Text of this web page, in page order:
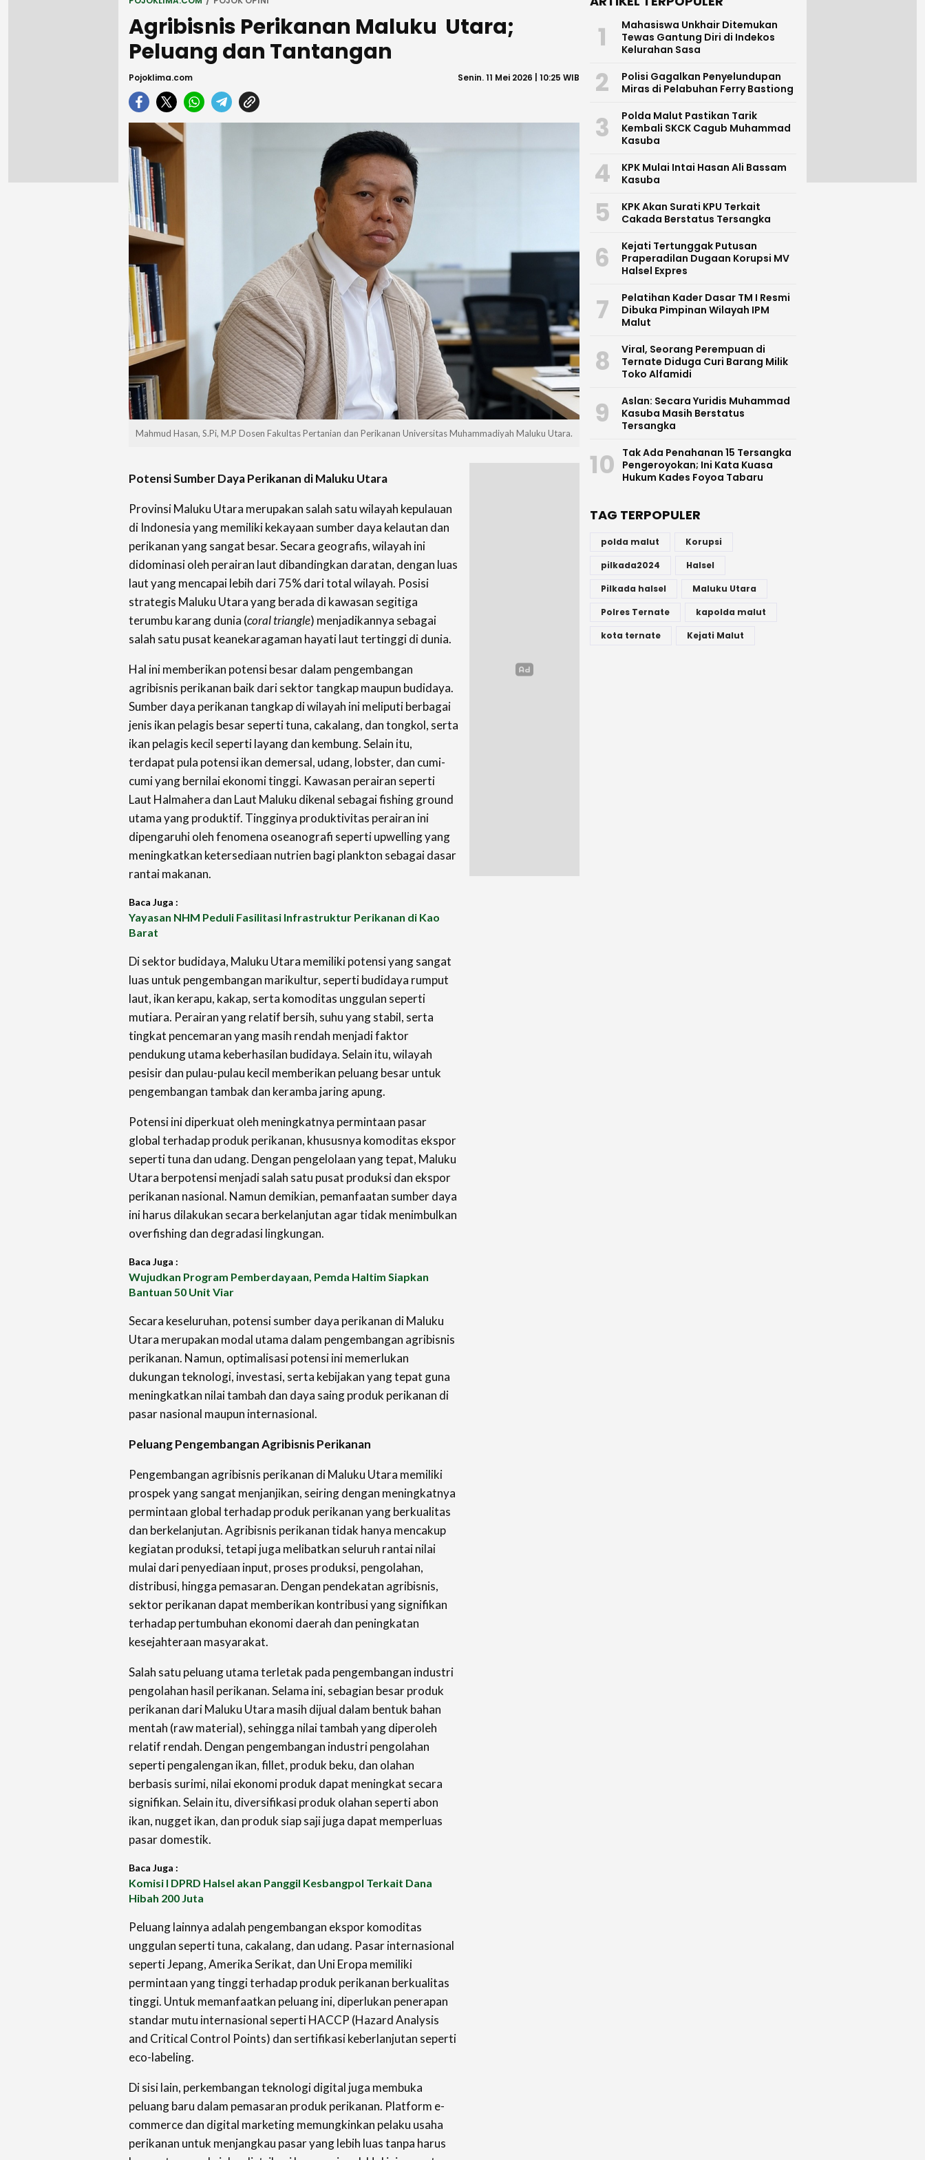
Agribisnis Perikanan Maluku Utara;
Peluang dan Tantangan
Pojoklima.com Senin. 11 Mei 2026 | 10:25 WIB
Mahmud Hasan, S.Pi, M.P Dosen Fakultas Pertanian dan Perikanan Universitas Muhammadiyah Maluku Utara.
Potensi Sumber Daya Perikanan di Maluku Utara
Provinsi Maluku Utara merupakan salah satu wilayah kepulauan
di Indonesia yang memiliki kekayaan sumber daya kelautan dan
perikanan yang sangat besar. Secara geografis, wilayah ini
didominasi oleh perairan laut dibandingkan daratan, dengan luas
laut yang mencapai lebih dari 75% dari total wilayah. Posisi
strategis Maluku Utara yang berada di kawasan segitiga
terumbu karang dunia (coral triangle) menjadikannya sebagai
salah satu pusat keanekaragaman hayati laut tertinggi di dunia.
Hal ini memberikan potensi besar dalam pengembangan
agribisnis perikanan baik dari sektor tangkap maupun budidaya.
Sumber daya perikanan tangkap di wilayah ini meliputi berbagai
jenis ikan pelagis besar seperti tuna, cakalang, dan tongkol, serta
ikan pelagis kecil seperti layang dan kembung. Selain itu,
terdapat pula potensi ikan demersal, udang, lobster, dan cumi-
cumi yang bernilai ekonomi tinggi. Kawasan perairan seperti
Laut Halmahera dan Laut Maluku dikenal sebagai fishing ground
utama yang produktif. Tingginya produktivitas perairan ini
dipengaruhi oleh fenomena oseanografi seperti upwelling yang
meningkatkan ketersediaan nutrien bagi plankton sebagai dasar
rantai makanan.
Baca Juga :
Yayasan NHM Peduli Fasilitasi Infrastruktur Perikanan di Kao
Barat
Di sektor budidaya, Maluku Utara memiliki potensi yang sangat
luas untuk pengembangan marikultur, seperti budidaya rumput
laut, ikan kerapu, kakap, serta komoditas unggulan seperti
mutiara. Perairan yang relatif bersih, suhu yang stabil, serta
tingkat pencemaran yang masih rendah menjadi faktor
pendukung utama keberhasilan budidaya. Selain itu, wilayah
pesisir dan pulau-pulau kecil memberikan peluang besar untuk
pengembangan tambak dan keramba jaring apung.
Potensi ini diperkuat oleh meningkatnya permintaan pasar
global terhadap produk perikanan, khususnya komoditas ekspor
seperti tuna dan udang. Dengan pengelolaan yang tepat, Maluku
Utara berpotensi menjadi salah satu pusat produksi dan ekspor
perikanan nasional. Namun demikian, pemanfaatan sumber daya
ini harus dilakukan secara berkelanjutan agar tidak menimbulkan
overfishing dan degradasi lingkungan.
Baca Juga :
Wujudkan Program Pemberdayaan, Pemda Haltim Siapkan
Bantuan 50 Unit Viar
Secara keseluruhan, potensi sumber daya perikanan di Maluku
Utara merupakan modal utama dalam pengembangan agribisnis
perikanan. Namun, optimalisasi potensi ini memerlukan
dukungan teknologi, investasi, serta kebijakan yang tepat guna
meningkatkan nilai tambah dan daya saing produk perikanan di
pasar nasional maupun internasional.
Peluang Pengembangan Agribisnis Perikanan
Pengembangan agribisnis perikanan di Maluku Utara memiliki
prospek yang sangat menjanjikan, seiring dengan meningkatnya
permintaan global terhadap produk perikanan yang berkualitas
dan berkelanjutan. Agribisnis perikanan tidak hanya mencakup
kegiatan produksi, tetapi juga melibatkan seluruh rantai nilai
mulai dari penyediaan input, proses produksi, pengolahan,
distribusi, hingga pemasaran. Dengan pendekatan agribisnis,
sektor perikanan dapat memberikan kontribusi yang signifikan
terhadap pertumbuhan ekonomi daerah dan peningkatan
kesejahteraan masyarakat.
Salah satu peluang utama terletak pada pengembangan industri
pengolahan hasil perikanan. Selama ini, sebagian besar produk
perikanan dari Maluku Utara masih dijual dalam bentuk bahan
mentah (raw material), sehingga nilai tambah yang diperoleh
relatif rendah. Dengan pengembangan industri pengolahan
seperti pengalengan ikan, fillet, produk beku, dan olahan
berbasis surimi, nilai ekonomi produk dapat meningkat secara
signifikan. Selain itu, diversifikasi produk olahan seperti abon
ikan, nugget ikan, dan produk siap saji juga dapat memperluas
pasar domestik.
Baca Juga :
Komisi I DPRD Halsel akan Panggil Kesbangpol Terkait Dana
Hibah 200 Juta
Peluang lainnya adalah pengembangan ekspor komoditas
unggulan seperti tuna, cakalang, dan udang. Pasar internasional
seperti Jepang, Amerika Serikat, dan Uni Eropa memiliki
permintaan yang tinggi terhadap produk perikanan berkualitas
tinggi. Untuk memanfaatkan peluang ini, diperlukan penerapan
standar mutu internasional seperti HACCP (Hazard Analysis
and Critical Control Points) dan sertifikasi keberlanjutan seperti
eco-labeling.
Di sisi lain, perkembangan teknologi digital juga membuka
peluang baru dalam pemasaran produk perikanan. Platform e-
commerce dan digital marketing memungkinkan pelaku usaha
perikanan untuk menjangkau pasar yang lebih luas tanpa harus
1
Mahasiswa Unkhair Ditemukan
Tewas Gantung Diri di Indekos
Kelurahan Sasa
2
Polisi Gagalkan Penyelundupan
Miras di Pelabuhan Ferry Bastiong
3
Polda Malut Pastikan Tarik
Kembali SKCK Cagub Muhammad
Kasuba
4
KPK Mulai Intai Hasan Ali Bassam
Kasuba
5
KPK Akan Surati KPU Terkait
Cakada Berstatus Tersangka
6
Kejati Tertunggak Putusan
Praperadilan Dugaan Korupsi MV
Halsel Expres
7
Pelatihan Kader Dasar TM I Resmi
Dibuka Pimpinan Wilayah IPM
Malut
8
Viral, Seorang Perempuan di
Ternate Diduga Curi Barang Milik
Toko Alfamidi
9
Aslan: Secara Yuridis Muhammad
Kasuba Masih Berstatus
Tersangka
10
Tak Ada Penahanan 15 Tersangka
Pengeroyokan; Ini Kata Kuasa
Hukum Kades Foyoa Tabaru
TAG TERPOPULER
polda malut
Korupsi
pilkada2024
Halsel
Pilkada halsel
Maluku Utara
Polres Ternate
kapolda malut
kota ternate
Kejati Malut